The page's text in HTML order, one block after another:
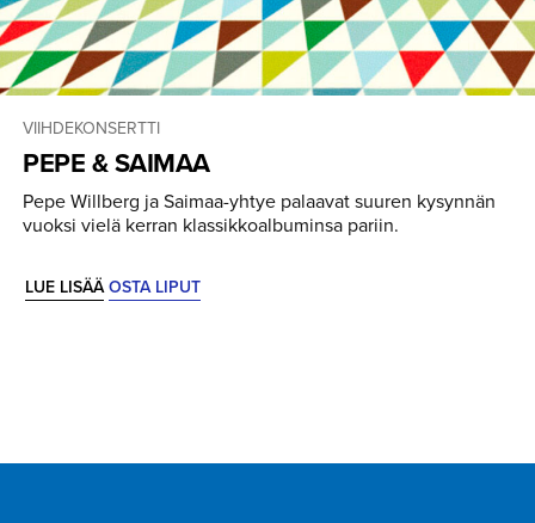
VIIHDEKONSERTTI
PEPE & SAIMAA
Pepe Willberg ja Saimaa-yhtye palaavat suuren kysynnän
vuoksi vielä kerran klassikkoalbuminsa pariin.
LUE LISÄÄ OSTA LIPUT